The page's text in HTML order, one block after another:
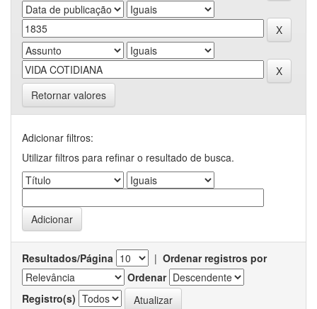
Retornar valores
Adicionar filtros:
Utilizar filtros para refinar o resultado de busca.
Resultados/Página | Ordenar registros por
Ordenar
Registro(s)